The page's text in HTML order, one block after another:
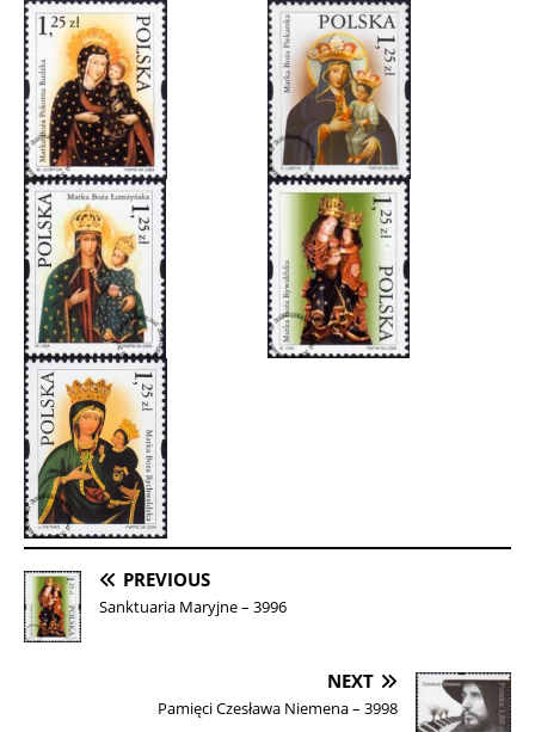
PREVIOUS
Sanktuaria Maryjne – 3996
NEXT
Pamięci Czesława Niemena – 3998